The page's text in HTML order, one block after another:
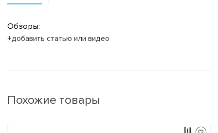
Обзоры:
+добавить статью или видео
Похожие товары